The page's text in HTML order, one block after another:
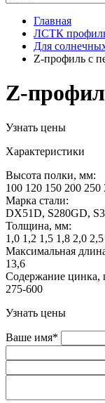
Главная
ЛСТК
Для
Z-профиль с
Z-
Узнать цены
Характеристики
Высота полки, мм:
100 120 150 200 250
Марка стали:
DX51D, S280GD,
Толщина, мм:
1,0 1,2 1,5 1,8 2,0
Максимальная
13,6
Содержание цинка,
275-600
Узнать цены
Ваше имя*